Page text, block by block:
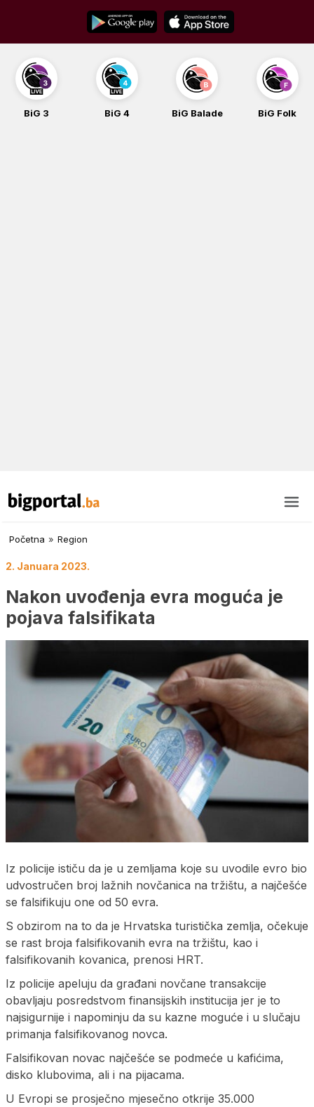
content
BiG 3 BiG 4 BiG Balade BiG Folk
Početna » Region
2. Januara 2023.
Nakon uvođenja evra moguća je
pojava falsifikata
Iz policije ističu da je u zemljama koje su uvodile evro bio
udvostručen broj lažnih novčanica na tržištu, a najčešće
se falsifikuju one od 50 evra.
S obzirom na to da je Hrvatska turistička zemlja, očekuje
se rast broja falsifikovanih evra na tržištu, kao i
falsifikovanih kovanica, prenosi HRT.
Iz policije apeluju da građani novčane transakcije
obavljaju posredstvom finansijskih institucija jer je to
najsigurnije i napominju da su kazne moguće i u slučaju
primanja falsifikovanog novca.
Falsifikovan novac najčešće se podmeće u kafićima,
disko klubovima, ali i na pijacama.
U Evropi se prosječno mjesečno otkrije 35.000